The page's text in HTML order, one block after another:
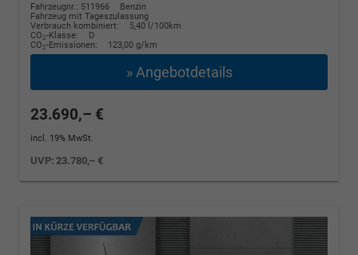
Fahrzeugnr.: 511966
Benzin
Fahrzeug mit Tageszulassung
Verbrauch kombiniert:
5,40 l/100km
CO2-Klasse:
D
CO2-Emissionen: 123,00 g/km
» Angebotdetails
23.690,– €
incl. 19% MwSt.
UVP:23.780,– €